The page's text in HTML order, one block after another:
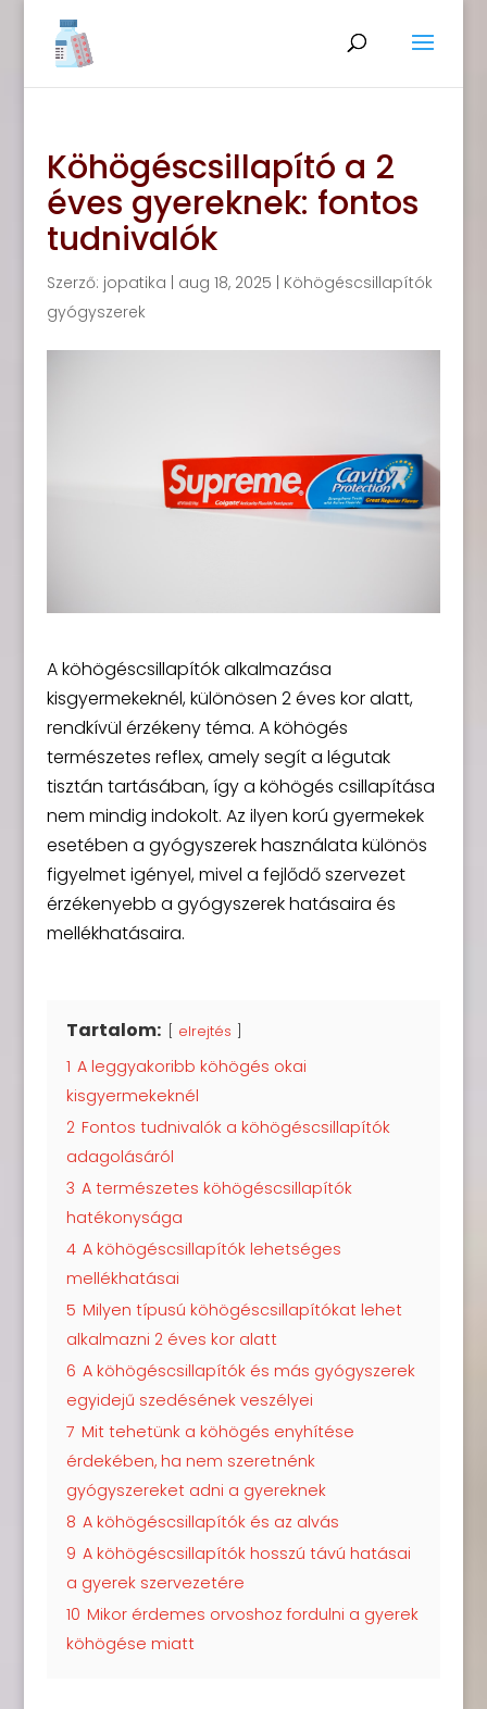
Köhögéscsillapító a 2
éves gyereknek: fontos
tudnivalók
Szerző: jopatika aug 18, 2025
Köhögéscsillapítók
gyógyszerek
A köhögéscsillapítók alkalmazása
kisgyermekeknél, különösen 2 éves kor alatt,
rendkívül érzékeny téma. A köhögés
természetes reflex, amely segít a légutak
tisztán tartásában, így a köhögés csillapítása
nem mindig indokolt. Az ilyen korú gyermekek
esetében a gyógyszerek használata különös
figyelmet igényel, mivel a fejlődő szervezet
érzékenyebb a gyógyszerek hatásaira és
mellékhatásaira.
Tartalom: elrejtés
1 A leggyakoribb köhögés okai
kisgyermekeknél
2 Fontos tudnivalók a köhögéscsillapítók
adagolásáról
3 A természetes köhögéscsillapítók
hatékonysága
4 A köhögéscsillapítók lehetséges
mellékhatásai
5 Milyen típusú köhögéscsillapítókat lehet
alkalmazni 2 éves kor alatt
6 A köhögéscsillapítók és más gyógyszerek
egyidejű szedésének veszélyei
7 Mit tehetünk a köhögés enyhítése
érdekében, ha nem szeretnénk
gyógyszereket adni a gyereknek
8 A köhögéscsillapítók és az alvás
9 A köhögéscsillapítók hosszú távú hatásai
a gyerek szervezetére
10 Mikor érdemes orvoshoz fordulni a gyerek
köhögése miatt